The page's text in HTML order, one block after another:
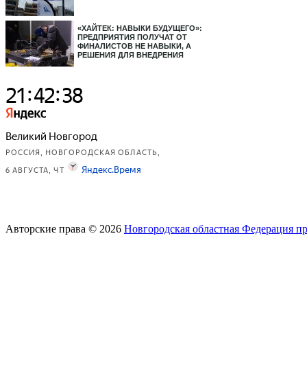
«ХАЙТЕК: НАВЫКИ БУДУЩЕГО»:
ПРЕДПРИЯТИЯ ПОЛУЧАТ ОТ
ФИНАЛИСТОВ НЕ НАВЫКИ, А
РЕШЕНИЯ ДЛЯ ВНЕДРЕНИЯ
Авторские права © 2026 Новгородская областная Федерация